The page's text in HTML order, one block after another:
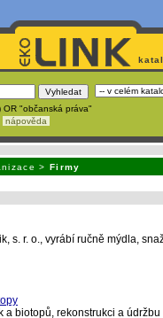
OR "občanská práva"
nápověda
>Firmy
s. r. o., vyrábí ručně mýdla,
a biotopů, rekonstrukci a údržbu